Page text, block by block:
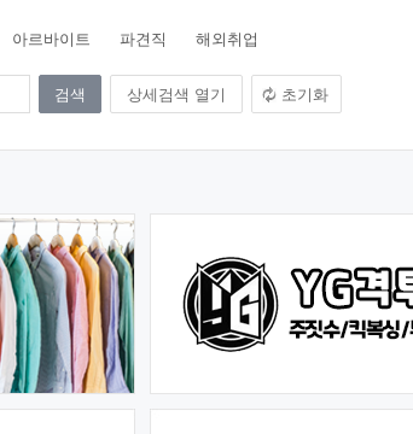
아르바이트 파견직 해외취업
상세검색 열기 초기화